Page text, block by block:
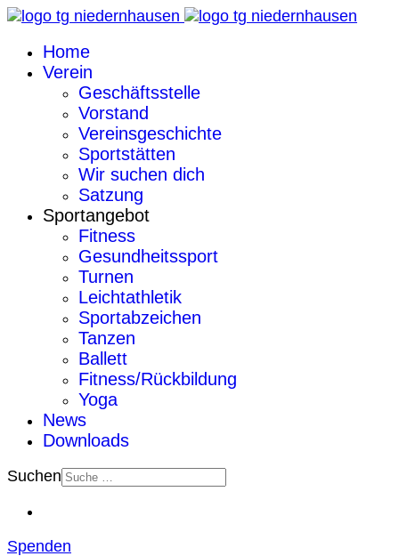
Home
Verein
Geschäftsstelle
Vorstand
Vereinsgeschichte
Sportstätten
Wir suchen dich
Satzung
Sportangebot
Fitness
Gesundheitssport
Turnen
Leichtathletik
Sportabzeichen
Tanzen
Ballett
Fitness/Rückbildung
Yoga
News
Downloads
Suchen
Spenden